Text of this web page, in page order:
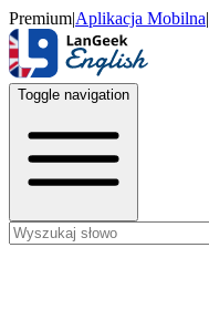
Premium|Aplikacja Mobilna|
Toggle navigation